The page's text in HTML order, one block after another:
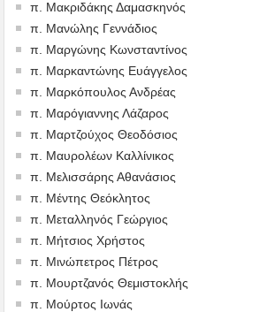
π. Μακριδάκης Δαμασκηνός
π. Μανώλης Γεννάδιος
π. Μαργώνης Κωνσταντίνος
π. Μαρκαντώνης Ευάγγελος
π. Μαρκόπουλος Ανδρέας
π. Μαρόγιαννης Λάζαρος
π. Μαρτζούχος Θεοδόσιος
π. Μαυρολέων Καλλίνικος
π. Μελισσάρης Αθανάσιος
π. Μέντης Θεόκλητος
π. Μεταλληνός Γεώργιος
π. Μήτσιος Χρήστος
π. Μινώπετρος Πέτρος
π. Μουρτζανός Θεμιστοκλής
π. Μούρτος Ιωνάς